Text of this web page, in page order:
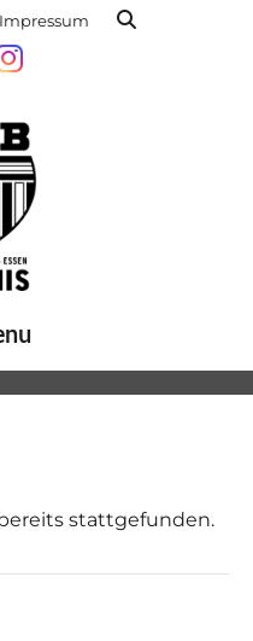
Impressum
stattgefunden.